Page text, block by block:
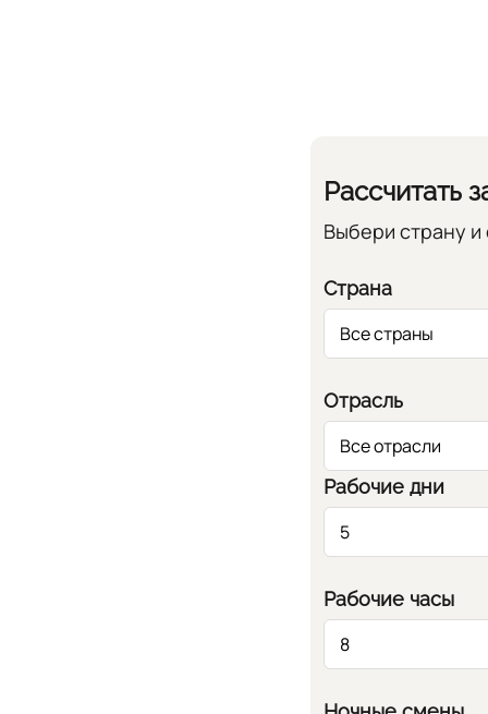
Рассчитать
Выбери страну и
Страна
Отрасль
Рабочие дни
Рабочие часы